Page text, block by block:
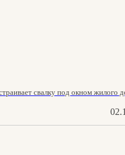
свалку под окном жилого